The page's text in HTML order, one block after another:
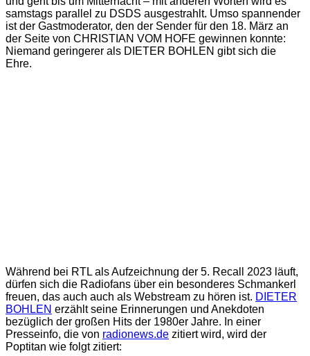
samstags parallel zu DSDS ausgestrahlt. Umso spannender
ist der Gastmoderator, den der Sender für den 18. März an
der Seite von CHRISTIAN VOM HOFE gewinnen konnte:
Niemand geringerer als DIETER BOHLEN gibt sich die
Ehre.
Während bei RTL als Aufzeichnung der 5. Recall 2023 läuft,
dürfen sich die Radiofans über ein besonderes Schmankerl
freuen, das auch auch als Webstream zu hören ist. DIETER
BOHLEN erzählt seine Erinnerungen und Anekdoten
bezüglich der großen Hits der 1980er Jahre. In einer
Presseinfo, die von radionews.de zitiert wird, wird der
Poptitan wie folgt zitiert: